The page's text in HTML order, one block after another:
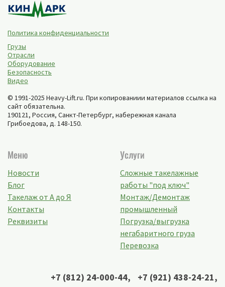
Политика конфиденциальности
Грузы
Отрасли
Оборудование
Безопасность
Видео
© 1991-2025 Heavy-Lift.ru. При копированиии материалов ссылка на
сайт обязательна.
190121, Россия, Санкт-Петербург, набережная канала
Грибоедова, д. 148-150.
Меню
Новости
Блог
Такелаж от А до Я
Контакты
Реквизиты
Услуги
Сложные такелажные
работы "под ключ"
Монтаж/Демонтаж
промышленный
Погрузка/выгрузка
негабаритного груза
Перевозка
+7 (812) 24-000-44, +7 (921) 438-24-21,